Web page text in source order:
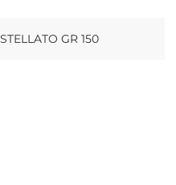
GR 150